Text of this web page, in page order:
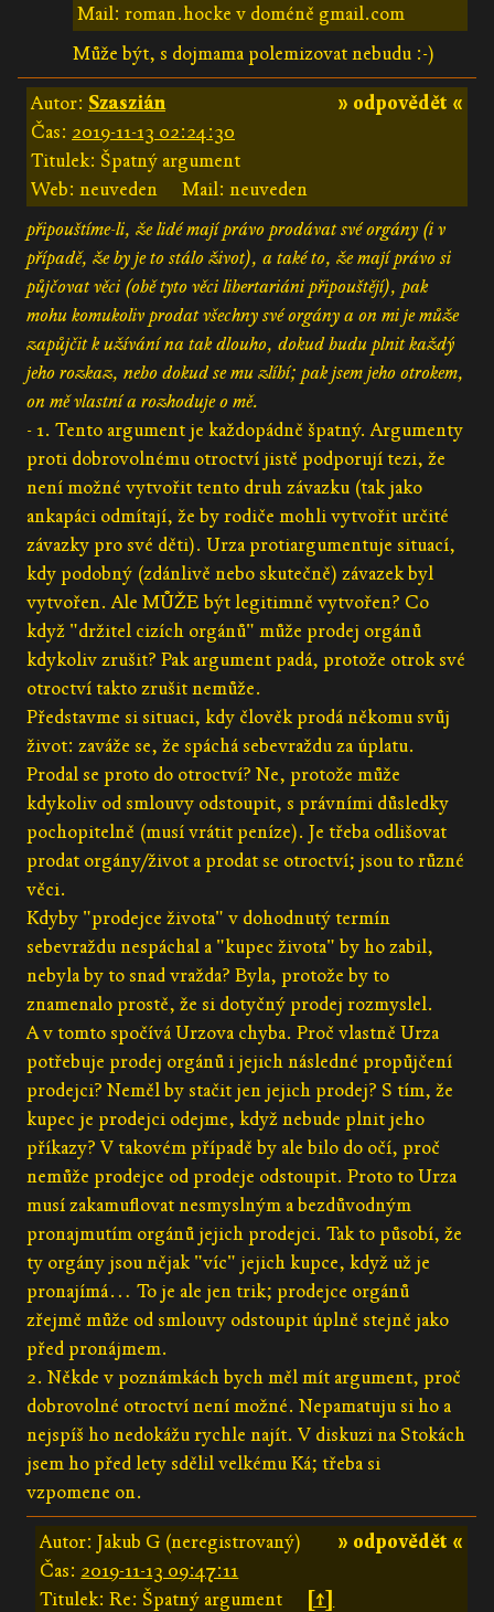
Mail: roman.hocke v doméně gmail.com
Může být, s dojmama polemizovat nebudu :-)
» odpovědět «
Autor: Szaszián
Čas: 2019-11-13 02:24:30
Titulek: Špatný argument
Web: neuveden
Mail: neuveden
připouštíme-li, že lidé mají právo prodávat své orgány (i v
případě, že by je to stálo život), a také to, že mají právo si
půjčovat věci (obě tyto věci libertariáni připouštějí), pak
mohu komukoliv prodat všechny své orgány a on mi je může
zapůjčit k užívání na tak dlouho, dokud budu plnit každý
jeho rozkaz, nebo dokud se mu zlíbí; pak jsem jeho otrokem,
on mě vlastní a rozhoduje o mě.
- 1. Tento argument je každopádně špatný. Argumenty
proti dobrovolnému otroctví jistě podporují tezi, že
není možné vytvořit tento druh závazku (tak jako
ankapáci odmítají, že by rodiče mohli vytvořit určité
závazky pro své děti). Urza protiargumentuje situací,
kdy podobný (zdánlivě nebo skutečně) závazek byl
vytvořen. Ale MŮŽE být legitimně vytvořen? Co
když "držitel cizích orgánů" může prodej orgánů
kdykoliv zrušit? Pak argument padá, protože otrok své
otroctví takto zrušit nemůže.
Představme si situaci, kdy člověk prodá někomu svůj
život: zaváže se, že spáchá sebevraždu za úplatu.
Prodal se proto do otroctví? Ne, protože může
kdykoliv od smlouvy odstoupit, s právními důsledky
pochopitelně (musí vrátit peníze). Je třeba odlišovat
prodat orgány/život a prodat se otroctví; jsou to různé
věci.
Kdyby "prodejce života" v dohodnutý termín
sebevraždu nespáchal a "kupec života" by ho zabil,
nebyla by to snad vražda? Byla, protože by to
znamenalo prostě, že si dotyčný prodej rozmyslel.
A v tomto spočívá Urzova chyba. Proč vlastně Urza
potřebuje prodej orgánů i jejich následné propůjčení
prodejci? Neměl by stačit jen jejich prodej? S tím, že
kupec je prodejci odejme, když nebude plnit jeho
příkazy? V takovém případě by ale bilo do očí, proč
nemůže prodejce od prodeje odstoupit. Proto to Urza
musí zakamuflovat nesmyslným a bezdůvodným
pronajmutím orgánů jejich prodejci. Tak to působí, že
ty orgány jsou nějak "víc" jejich kupce, když už je
pronajímá… To je ale jen trik; prodejce orgánů
zřejmě může od smlouvy odstoupit úplně stejně jako
před pronájmem.
2. Někde v poznámkách bych měl mít argument, proč
dobrovolné otroctví není možné. Nepamatuju si ho a
nejspíš ho nedokážu rychle najít. V diskuzi na Stokách
jsem ho před lety sdělil velkému Ká; třeba si
vzpomene on.
» odpovědět «
Autor: Jakub G (neregistrovaný)
Čas: 2019-11-13 09:47:11
Titulek: Re: Špatný argument
[↑]